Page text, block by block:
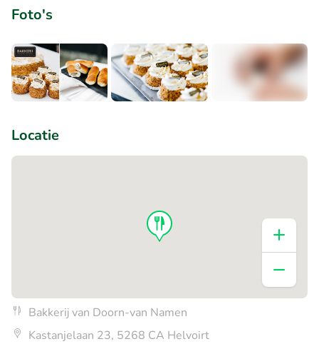
Foto's
Locatie
Bakkerij van Doorn-van Namen
Kastanjelaan 23, 5268 CA Helvoirt